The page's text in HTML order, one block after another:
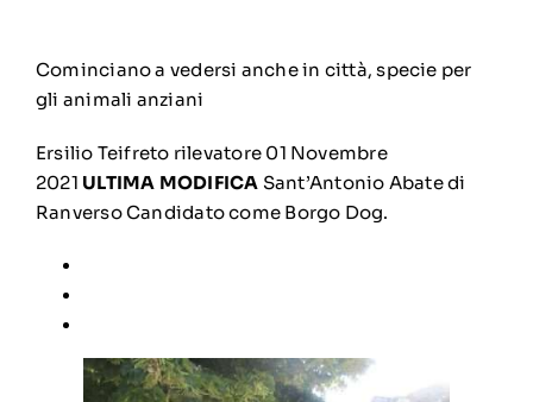
Cominciano a vedersi anche in città, specie per
gli animali anziani
Ersilio Teifreto rilevatore 01 Novembre
2021 ULTIMA MODIFICA Sant’Antonio Abate di
Ranverso Candidato come Borgo Dog.